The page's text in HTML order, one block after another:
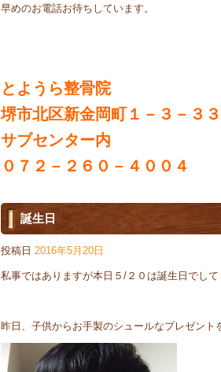
早めのお電話お待ちしています。
とようら整骨院
堺市北区新金岡町１－３－３３
サブセンター内
０７２－２６０－４００４
誕生日
投稿日 2016年5月20日
私事ではありますが本日５/２０は誕生日でして
昨日、子供からお手製のシュールなプレゼント